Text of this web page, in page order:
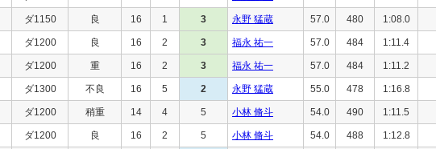
ダ1150 良 16 1 3 永野 猛蔵 57.0 480 1:08.0
ダ1200 良 16 2 3 福永 祐一 57.0 484 1:11.4
ダ1200 重 16 2 3 福永 祐一 57.0 484 1:11.2
ダ1300 不良 16 5 2 永野 猛蔵 55.0 478 1:16.8
ダ1200 稍重 14 4 5 小林 脩斗 54.0 490 1:11.5
ダ1200 良 16 2 5 小林 脩斗 54.0 488 1:12.8